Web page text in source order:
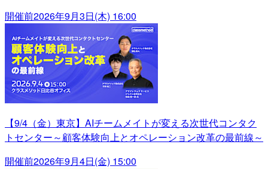
開催前2026年9月3日(木) 16:00
【9/4（金）東京】AIチームメイトが変える次世代コンタク
トセンター～顧客体験向上とオペレーション改革の最前線～
開催前2026年9月4日(金) 15:00